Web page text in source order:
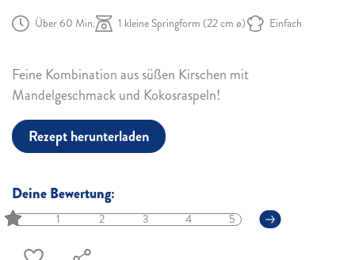
Über 60 Min. 1 kleine Springform (22 cm ø) Einfach
Feine Kombination aus süßen Kirschen mit
Mandelgeschmack und Kokosraspeln!
Rezept herunterladen
Deine Bewertung:
1 2 3 4 5